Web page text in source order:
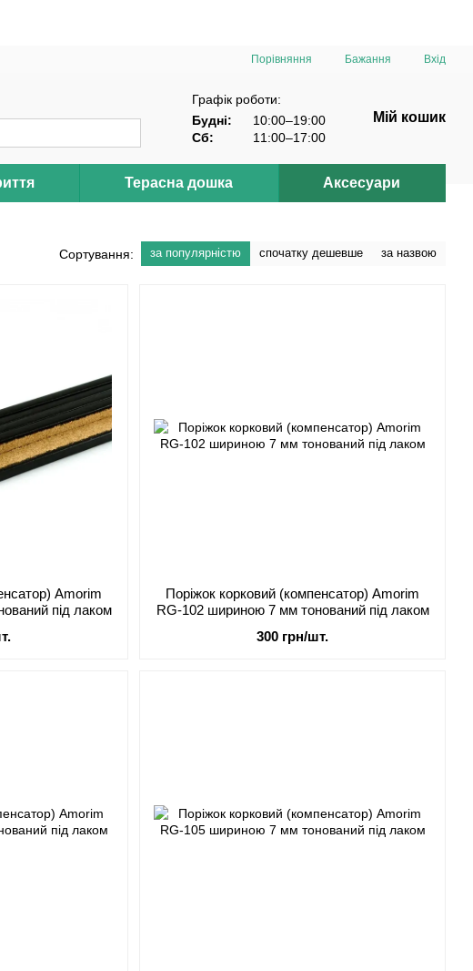
Порівняння Бажання Вхід
Графік роботи:
Будні:
10:00–19:00
Сб:
11:00–17:00
Мій кошик
Терасна дошка Аксесуари
Сортування: за популярністю спочатку дешевше за назвою
Amorim
під лаком
Поріжок корковий (компенсатор) Amorim
RG-102 шириною 7 мм тонований під лаком
300 грн/шт.